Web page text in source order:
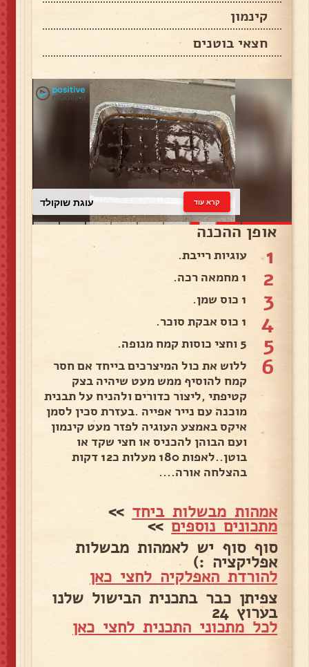
קינמון
חצאי בוטנים
עוגת שוקולד קרא עוד
אופן ההכנה
1 עוגיות רייבת.
2 1 מחמאה רכה.
3 1 כוס שמן.
4 1 כוס אבקת סוכר.
5 5 וחצי כוסות קמח מנופה.
6
ללוש את כול המיצרכים בייחד אם חסר
קמח להוסיף ממש מעט שיהיה בצק
קטיפתי ,ליצור כדורים ולהניח על תבנית
מוכנה עם נייר אפייה .בעזרת סכין לסמן
איקס באמצע העוגיה לפזר מעט קינמון
ועם הבוהן להכניס או חצי שקד או
בוטן..לאפות 180 מעלות כ12 דקות
בהצלחה אורה....
אמהות מבשלות ביחד >>
מתכונים נוספים>>
סוף סוף יש לאמהות מבשלות
אפליקציה :)
להורדת האפלקיה לחצי כאן
צפיתן כבר בתכנית הבישול שלנו
בערוץ 24
לכל מתכוני התכנית לחצי כאן